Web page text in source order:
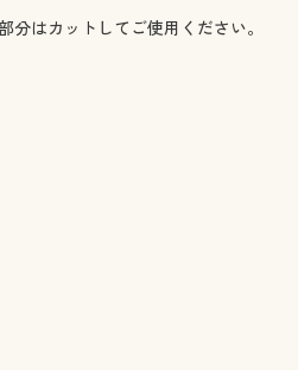
はカットしてご使用ください。